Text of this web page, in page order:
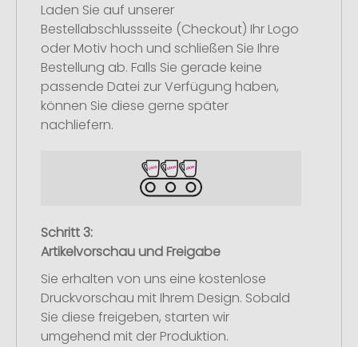
Laden Sie auf unserer
Bestellabschlussseite (Checkout) Ihr Logo
oder Motiv hoch und schließen Sie Ihre
Bestellung ab. Falls Sie gerade keine
passende Datei zur Verfügung haben,
können Sie diese gerne später
nachliefern.
Schritt 3:
Artikelvorschau und Freigabe
Sie erhalten von uns eine kostenlose
Druckvorschau mit Ihrem Design. Sobald
Sie diese freigeben, starten wir
umgehend mit der Produktion.